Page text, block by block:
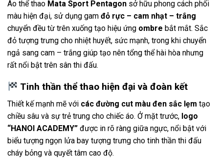
Áo thể thao Mata Sport Pentagon sở hữu phong cách phối
màu hiện đại, sử dụng gam đỏ rực – cam nhạt – trắng
chuyển đều từ trên xuống tạo hiệu ứng ombre bắt mắt. Sắc
đỏ tượng trưng cho nhiệt huyết, sức mạnh, trong khi chuyển
ngả sang cam – trắng giúp tạo nên tổng thể hài hòa nhưng
rất nổi bật trên sân thi đấu.
Tinh thần thể thao hiện đại và đoàn kết
Thiết kế mạnh mẽ với các đường cut màu đen sắc lẹm tạo
chiều sâu và sự trẻ trung cho chiếc áo. Ở mặt trước, logo
“HANOI ACADEMY” được in rõ ràng giữa ngực, nổi bật với
biểu tượng ngọn lửa bay tượng trưng cho tinh thần thi đấu
cháy bỏng và quyết tâm cao độ.